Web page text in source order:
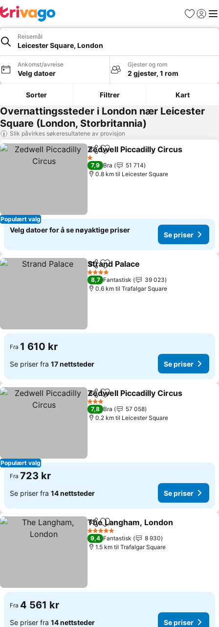
Favoritter
Logg
Reisemål
Leicester Square, London
Ankomst/avreise
Velg datoer
Gjester og rom
2 gjester, 1 rom
Sorter Filtrer Kart
Overnattingssteder i London nær Leicester
Square (London, Storbritannia)
Slik påvirkes søkeresultatene av provisjon
Populært valg
Del Legg til i favoritter
Zedwell Piccadilly Circus
1 Stjerner
7,9 Bra
51 714
0.8 km til Leicester Square
Velg datoer for å se nøyaktige priser
Se priser
Del Legg til i favoritter
Strand Palace
4 Stjerner
8,7 Fantastisk
39 023
0.6 km til Trafalgar Square
Fra 1 610 kr
Se priser fra 17 nettsteder Se priser
Populært valg
Del Legg til i favoritter
Zedwell Piccadilly Circus
3 Stjerner
7,8 Bra
57 058
0.2 km til Leicester Square
Fra 723 kr
Se priser fra 14 nettsteder Se priser
Del Legg til i favoritter
The Langham, London
5 Stjerner
9,4 Fantastisk
8 930
1.5 km til Trafalgar Square
Fra 4 561 kr
Se priser fra 14 nettsteder Se priser